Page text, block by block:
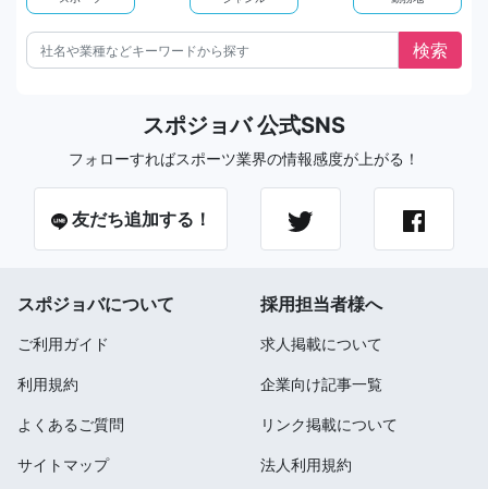
スポジョバ 公式SNS
フォローすればスポーツ業界の情報感度が上がる！
友だち追加する！
スポジョバについて
ご利用ガイド
利用規約
よくあるご質問
サイトマップ
採用担当者様へ
求人掲載について
企業向け記事一覧
リンク掲載について
法人利用規約